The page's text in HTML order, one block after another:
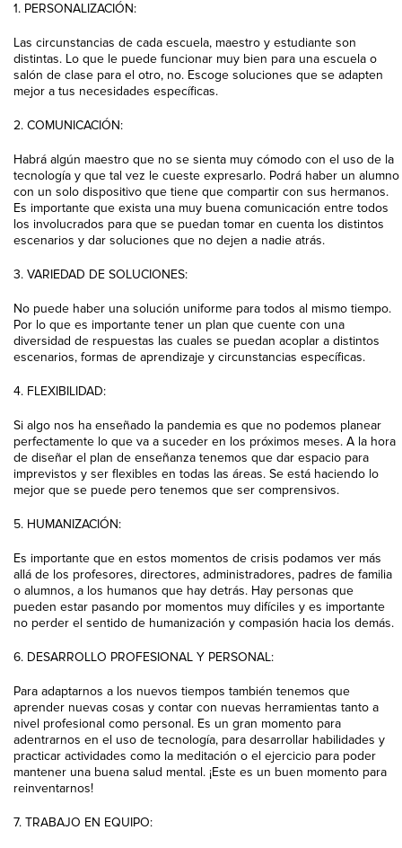
1. PERSONALIZACIÓN:
Las circunstancias de cada escuela, maestro y estudiante son
distintas. Lo que le puede funcionar muy bien para una escuela o
salón de clase para el otro, no. Escoge soluciones que se adapten
mejor a tus necesidades específicas.
2. COMUNICACIÓN:
Habrá algún maestro que no se sienta muy cómodo con el uso de la
tecnología y que tal vez le cueste expresarlo. Podrá haber un alumno
con un solo dispositivo que tiene que compartir con sus hermanos.
Es importante que exista una muy buena comunicación entre todos
los involucrados para que se puedan tomar en cuenta los distintos
escenarios y dar soluciones que no dejen a nadie atrás.
3. VARIEDAD DE SOLUCIONES:
No puede haber una solución uniforme para todos al mismo tiempo.
Por lo que es importante tener un plan que cuente con una
diversidad de respuestas las cuales se puedan acoplar a distintos
escenarios, formas de aprendizaje y circunstancias específicas.
4. FLEXIBILIDAD:
Si algo nos ha enseñado la pandemia es que no podemos planear
perfectamente lo que va a suceder en los próximos meses. A la hora
de diseñar el plan de enseñanza tenemos que dar espacio para
imprevistos y ser flexibles en todas las áreas. Se está haciendo lo
mejor que se puede pero tenemos que ser comprensivos.
5. HUMANIZACIÓN:
Es importante que en estos momentos de crisis podamos ver más
allá de los profesores, directores, administradores, padres de familia
o alumnos, a los humanos que hay detrás. Hay personas que
pueden estar pasando por momentos muy difíciles y es importante
no perder el sentido de humanización y compasión hacia los demás.
6. DESARROLLO PROFESIONAL Y PERSONAL:
Para adaptarnos a los nuevos tiempos también tenemos que
aprender nuevas cosas y contar con nuevas herramientas tanto a
nivel profesional como personal. Es un gran momento para
adentrarnos en el uso de tecnología, para desarrollar habilidades y
practicar actividades como la meditación o el ejercicio para poder
mantener una buena salud mental. ¡Este es un buen momento para
reinventarnos!
7. TRABAJO EN EQUIPO: